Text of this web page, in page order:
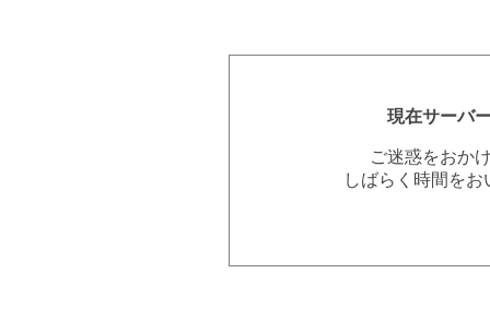
現在サーバ
ご迷惑をおか
しばらく時間を